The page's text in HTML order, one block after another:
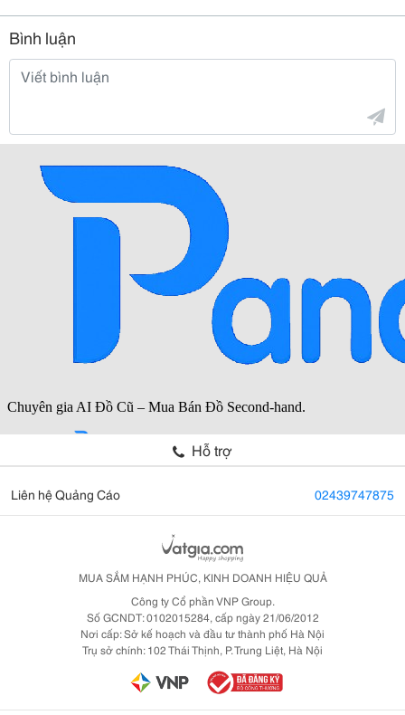
Bình luận
Hỗ trợ
Liên hệ Quảng Cáo 02439747875
MUA SẮM HẠNH PHÚC, KINH DOANH HIỆU QUẢ
Công ty Cổ phần VNP Group.
Số GCNDT: 0102015284, cấp ngày 21/06/2012
Nơi cấp: Sở kế hoạch và đầu tư thành phố Hà Nội
Trụ sở chính: 102 Thái Thịnh, P. Trung Liệt, Hà Nội